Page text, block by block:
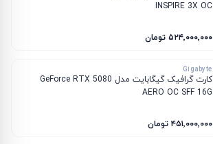
INSPIRE 3X OC
۵۲۴٬۰۰۰٬۰۰۰ تومان
Gigabyte
کارت گرافیک گیگابایت مدل GeForce RTX 5080
AERO OC SFF 16G
۴۵۱٬۰۰۰٬۰۰۰ تومان